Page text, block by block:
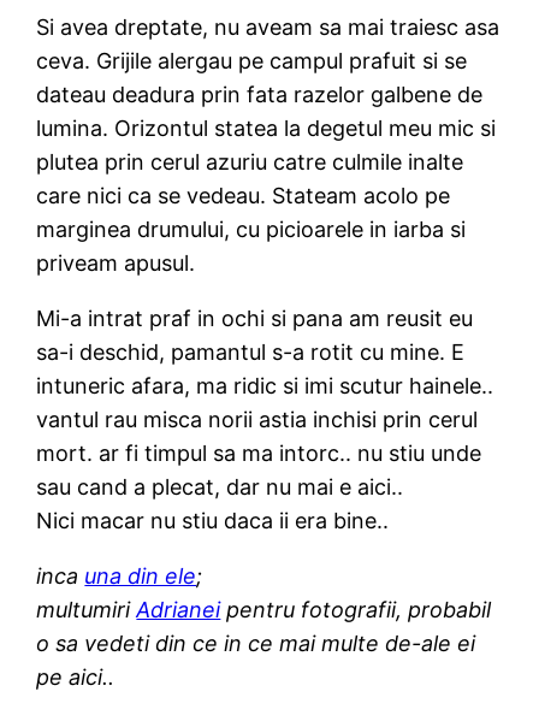
Si avea dreptate, nu aveam sa mai traiesc asa
ceva. Grijile alergau pe campul prafuit si se
dateau deadura prin fata razelor galbene de
lumina. Orizontul statea la degetul meu mic si
plutea prin cerul azuriu catre culmile inalte
care nici ca se vedeau. Stateam acolo pe
marginea drumului, cu picioarele in iarba si
priveam apusul.
Mi-a intrat praf in ochi si pana am reusit eu
sa-i deschid, pamantul s-a rotit cu mine. E
intuneric afara, ma ridic si imi scutur hainele..
vantul rau misca norii astia inchisi prin cerul
mort. ar fi timpul sa ma intorc.. nu stiu unde
sau cand a plecat, dar nu mai e aici..
Nici macar nu stiu daca ii era bine..
inca una din ele;
multumiriAdrianeipentru fotografii, probabil
o sa vedeti din ce in ce mai multe de-ale ei
pe aici..